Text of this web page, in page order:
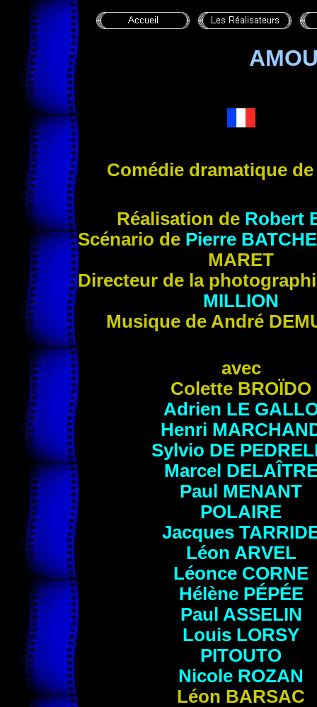
Comédie dramatique
Réalisation de Robert
Scénario de Pierre
MARET
Directeur de la
MILLION
Musique de André
avec
Colette BROÏDO
Adrien LE
Henri
Sylvio DE
Marcel
Paul MENANT
POLAIRE
Jacques
Léon ARVEL
Léonce CORNE
Hélène PÉPÉE
Paul ASSELIN
Louis LORSY
PITOUTO
Nicole ROZAN
Léon BARSAC